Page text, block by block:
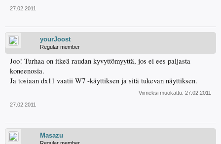
27.02.2011
yourJoost
Regular member
Joo! Turhaa on itkeä raudan kyvyttömyyttä, jos ei ees paljasta
koneenosia.
Ja tosiaan dx11 vaatii W7 -käyttiksen ja sitä tukevan näyttiksen.
Viimeksi muokattu: 27.02.2011
27.02.2011
Masazu